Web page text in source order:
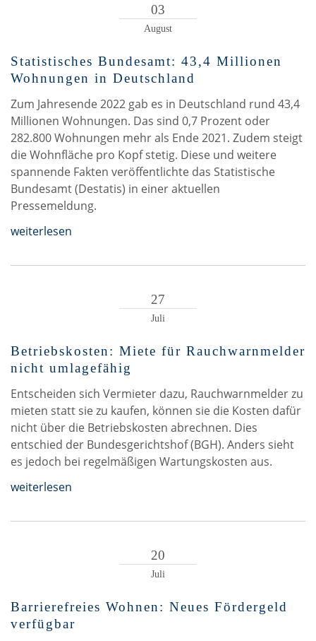
03
August
Statistisches Bundesamt: 43,4 Millionen
Wohnungen in Deutschland
Zum Jahresende 2022 gab es in Deutschland rund 43,4
Millionen Wohnungen. Das sind 0,7 Prozent oder
282.800 Wohnungen mehr als Ende 2021. Zudem steigt
die Wohnfläche pro Kopf stetig. Diese und weitere
spannende Fakten veröffentlichte das Statistische
Bundesamt (Destatis) in einer aktuellen
Pressemeldung.
weiterlesen
27
Juli
Betriebskosten: Miete für Rauchwarnmelder
nicht umlagefähig
Entscheiden sich Vermieter dazu, Rauchwarnmelder zu
mieten statt sie zu kaufen, können sie die Kosten dafür
nicht über die Betriebskosten abrechnen. Dies
entschied der Bundesgerichtshof (BGH). Anders sieht
es jedoch bei regelmäßigen Wartungskosten aus.
weiterlesen
20
Juli
Barrierefreies Wohnen: Neues Fördergeld
verfügbar